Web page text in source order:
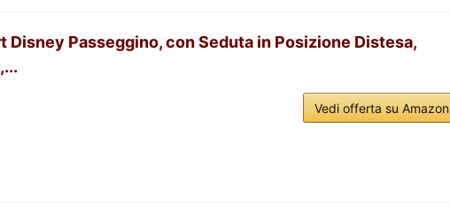
Disney Passeggino, con Seduta in Posizione Distesa,
Vedi offerta su Amazon